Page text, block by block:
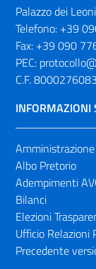
Palazzo dei
Telefono: +39
Fax: +39 090
PEC:
C.F.
INFORMAZIONI
Albo Pretorio
Adempimenti
Bilanci
Elezioni
Ufficio Relazioni
Precedente